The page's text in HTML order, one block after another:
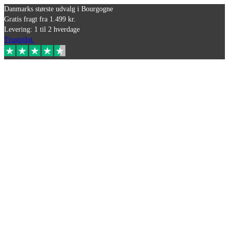
Danmarks største udvalg i Bourgogne
Gratis fragt fra 1.499 kr.
Levering: 1 til 2 hverdage
Trustpilot